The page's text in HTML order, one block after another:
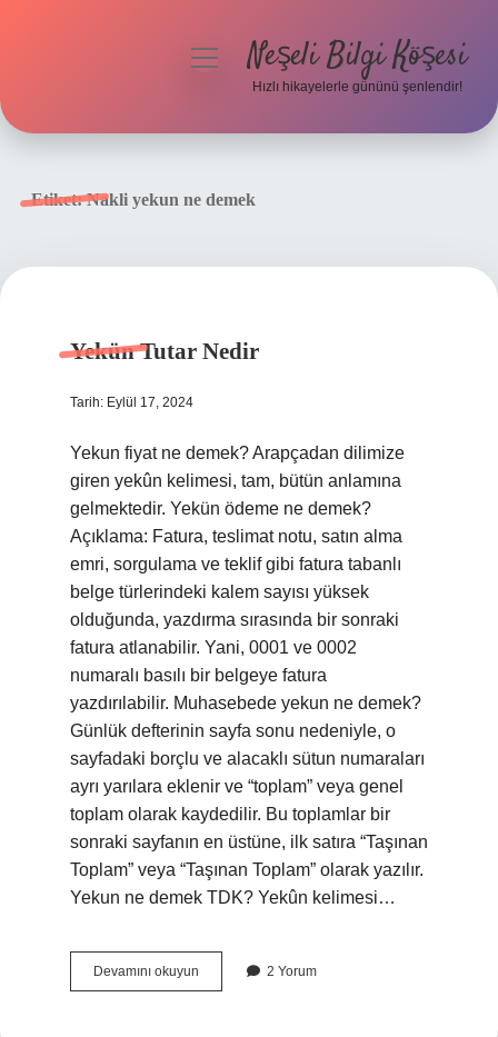
menüyüNeşeli Bilgi Köşesi
Hızlı hikayelerle gününü şenlendir!
Etiket:Nakli yekun ne demek
Yekün Tutar Nedir
Tarih: Eylül 17, 2024
Yekun fiyat ne demek? Arapçadan dilimize
giren yekûn kelimesi, tam, bütün anlamına
gelmektedir. Yekün ödeme ne demek?
Açıklama: Fatura, teslimat notu, satın alma
emri, sorgulama ve teklif gibi fatura tabanlı
belge türlerindeki kalem sayısı yüksek
olduğunda, yazdırma sırasında bir sonraki
fatura atlanabilir. Yani, 0001 ve 0002
numaralı basılı bir belgeye fatura
yazdırılabilir. Muhasebede yekun ne demek?
Günlük defterinin sayfa sonu nedeniyle, o
sayfadaki borçlu ve alacaklı sütun numaraları
ayrı yarılara eklenir ve “toplam” veya genel
toplam olarak kaydedilir. Bu toplamlar bir
sonraki sayfanın en üstüne, ilk satıra “Taşınan
Toplam” veya “Taşınan Toplam” olarak yazılır.
Yekun ne demek TDK? Yekûn kelimesi…
Devamını okuyun
Tutar
2 Yorum